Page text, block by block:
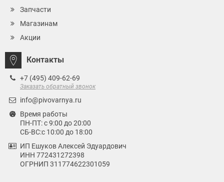
Запчасти
Магазинам
Акции
Контакты
+7 (495) 409-62-69
Заказать обратный звонок
info@pivovarnya.ru
Время работы
ПН-ПТ: с 9:00 до 20:00
СБ-ВС:с 10:00 до 18:00
ИП Ешуков Алексей Эдуардович
ИНН 772431272398
ОГРНИП 311774622301059